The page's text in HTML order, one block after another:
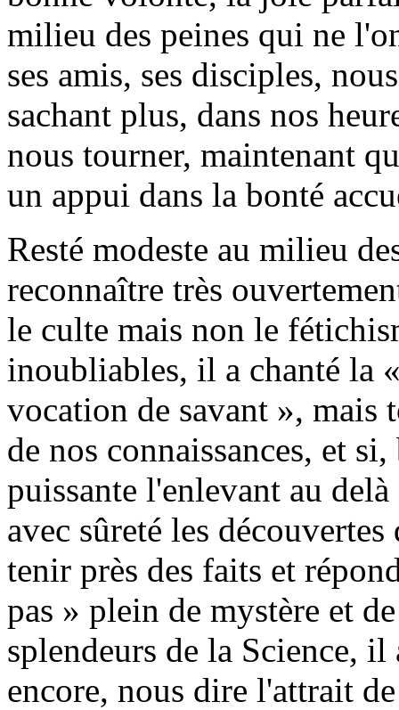
milieu des peines qui ne
ses amis, ses disciples,
sachant plus, dans nos
nous tourner, maintenant
un appui dans la bonté
Resté modeste au milieu
reconnaître très
le culte mais non le
inoubliables, il a chanté la
vocation de savant »,
de nos connaissances, et
puissante l'enlevant au
avec sûreté les
tenir près des faits et
pas » plein de mystère et
splendeurs de la Science,
encore, nous dire l'attrait